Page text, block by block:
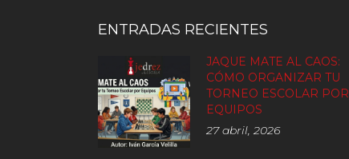
ENTRADAS RECIENTES
JAQUE MATE AL CAOS:
CÓMO ORGANIZAR TU
TORNEO ESCOLAR POR
EQUIPOS
27 abril, 2026